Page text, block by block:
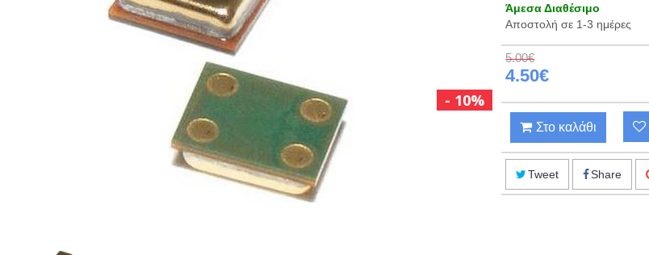
Άμεσα Διαθέσιμο
Αποστολή σε 1-3 ημέρες
5.00€
10%
4.50€
Στο καλάθι
Tweet Share